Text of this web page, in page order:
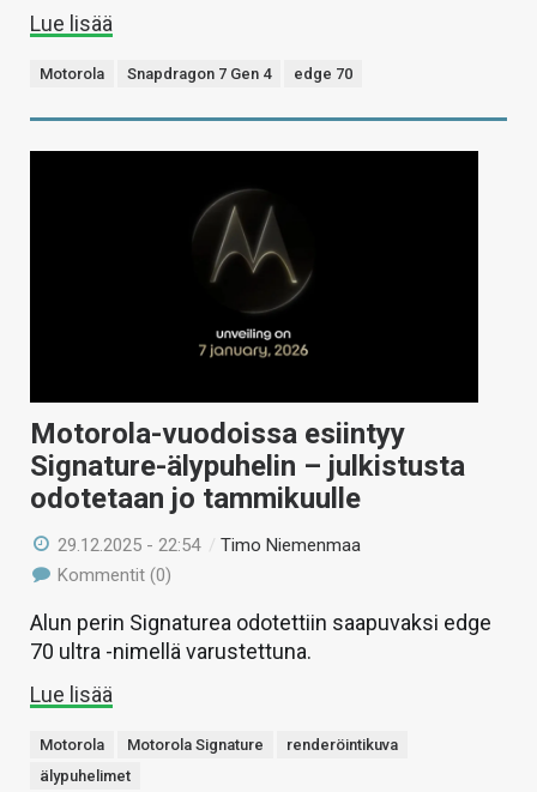
Lue lisää
Motorola Snapdragon 7 Gen 4 edge 70
Motorola-vuodoissa esiintyy
Signature-älypuhelin – julkistusta
odotetaan jo tammikuulle
29.12.2025 - 22:54 /Timo Niemenmaa
Kommentit (0)
Alun perin Signaturea odotettiin saapuvaksi edge
70 ultra -nimellä varustettuna.
Lue lisää
Motorola Motorola Signature
renderöintikuva
älypuhelimet